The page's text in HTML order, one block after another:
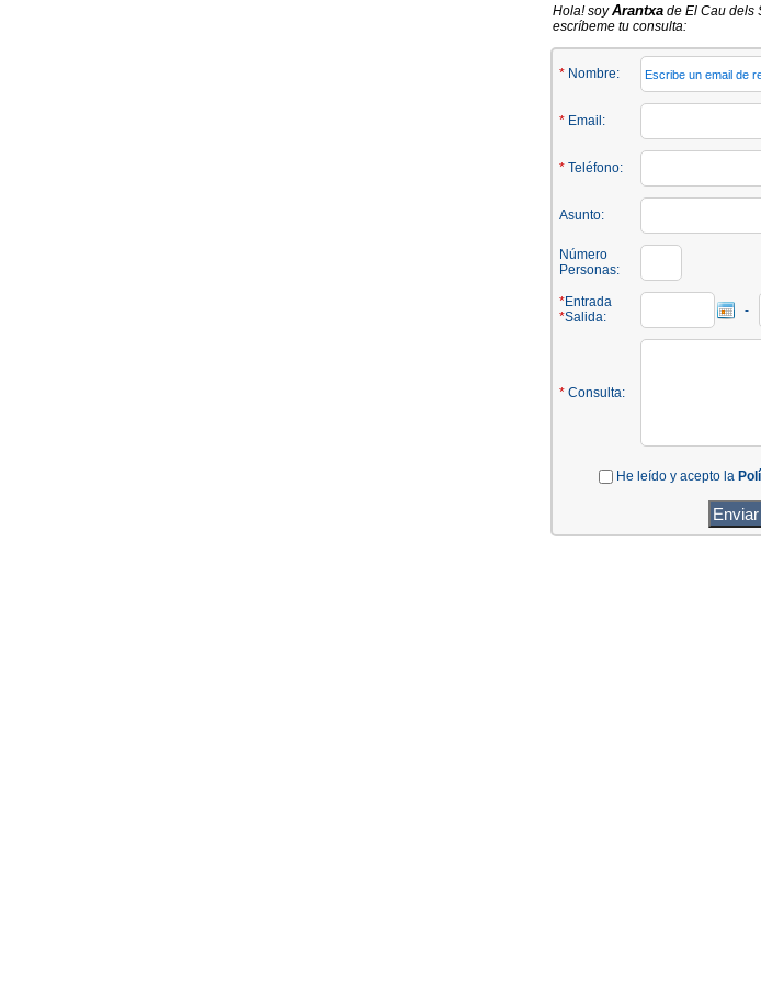
Hola! soyArantxa de El Cau dels
escríbeme tu consulta:
* Nombre:
* Email:
* Teléfono:
Asunto:
Número
Personas:
*Entrada
*Salida: -
* Consulta:
He leído y acepto la